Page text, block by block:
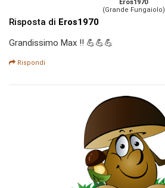
Eros1970
(Grande Fungaiolo)
Risposta di Eros1970
Grandissimo Max !! 💪💪💪
Rispondi